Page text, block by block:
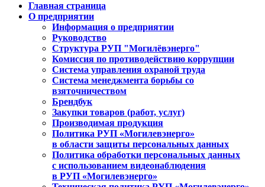
Главная страница
О предприятии
Информация о предприятии
Руководство
Структура РУП "Могилёвэнерго"
Комиссия по противодействию коррупции
Система управления охраной труда
Система менеджмента борьбы со
взяточничеством
Брендбук
Закупки товаров (работ, услуг)
Производимая продукция
Политика РУП «Могилевэнерго»
в области защиты персональных данных
Политика обработки персональных данных
с использованием видеонаблюдения
в РУП «Могилевэнерго»